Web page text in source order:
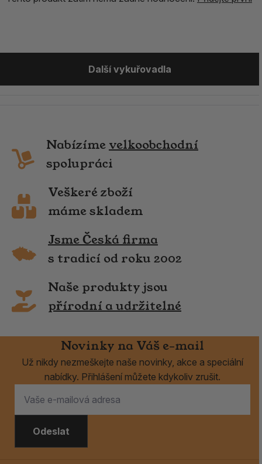
Další vykuřovadla
Nabízíme velkoobchodní
spolupráci
Veškeré zboží
máme skladem
Jsme Česká firma
s tradicí od roku 2002
Naše produkty jsou
přírodní a udržitelné
Novinky na Váš e-mail
Už nikdy nezmeškejte naše novinky, akce a speciální
nabídky. Přihlášení můžete kdykoliv zrušit.
Odeslat